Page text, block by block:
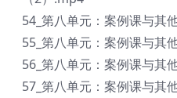
54_第八单元：案例课与其
55_第八单元：案例课与其
56_第八单元：案例课与其
57_第八单元：案例课与其